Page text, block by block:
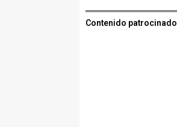
Contenido patrocinado